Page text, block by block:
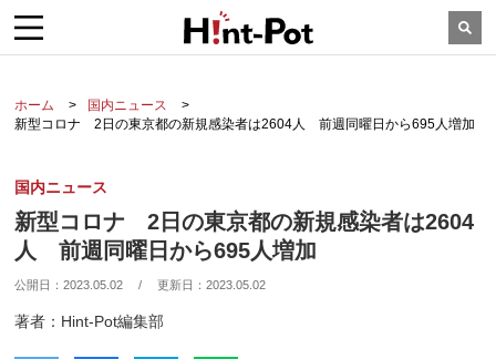
ホーム
国内ニュース
新型コロナ 2日の東京都の新規感染者は2604人 前週同曜日から695人増加
国内ニュース
新型コロナ 2日の東京都の新規感染者は2604
人 前週同曜日から695人増加
公開日：2023.05.02 / 更新日：2023.05.02
著者：Hint-Pot編集部